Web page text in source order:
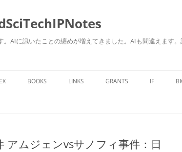
AIに訊いたことの纏めが増えてきました。AIも間違えます
BOOKS LINKS GRANTS IF
アムジェンvsサノフィ事件：日